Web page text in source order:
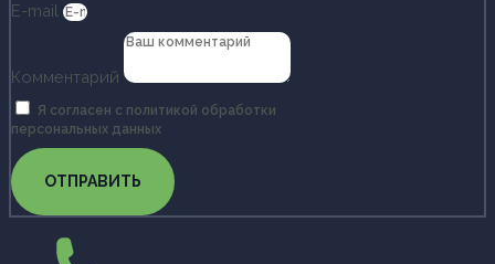
E-mail
Комментарий
Я согласен с политикой обработки
персональных данных
ОТПРАВИТЬ